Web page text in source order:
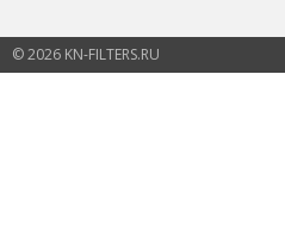
© 2026 KN-FILTERS.RU